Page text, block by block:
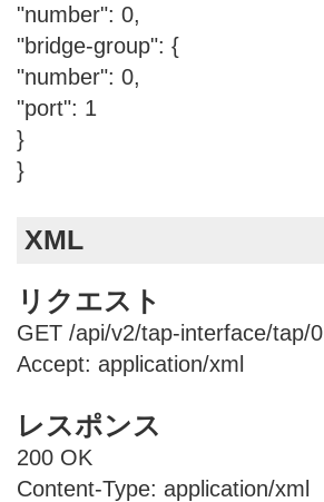
"number": 0,
"bridge-group": {
"number": 0,
"port": 1
}
}
XML
リクエスト
GET /api/v2/tap-interface/tap/0
Accept: application/xml
レスポンス
200 OK
Content-Type: application/xml